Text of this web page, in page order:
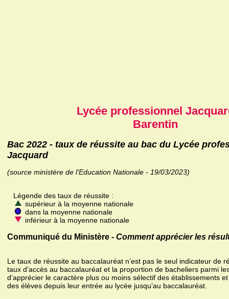
Lycée professionnel
Barentin
Bac 2022 - taux de réussite au bac du Lycée
Jacquard
(source ministère de l'Education Nationale - 19/03/2023)
Légende des taux de réussite :
supérieur à la moyenne nationale
dans la moyenne nationale
inférieur à la moyenne nationale
Communiqué du Ministère - Comment apprécier les
Le taux de réussite au baccalauréat n’est pas le seul indicateur de
taux d’accès au baccalauréat et la proportion de bacheliers parmi
d’apprécier le caractère plus ou moins sélectif des établissements
des élèves depuis leur entrée au lycée jusqu’au baccalauréat.